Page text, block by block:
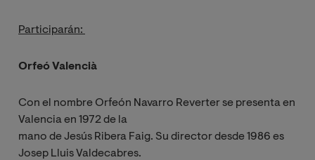
Participarán:
Orfeó Valencià
Con el nombre Orfeón Navarro Reverter se presenta en
Valencia en 1972 de la
mano de Jesús Ribera Faig. Su director desde 1986 es
Josep Lluis Valdecabres.